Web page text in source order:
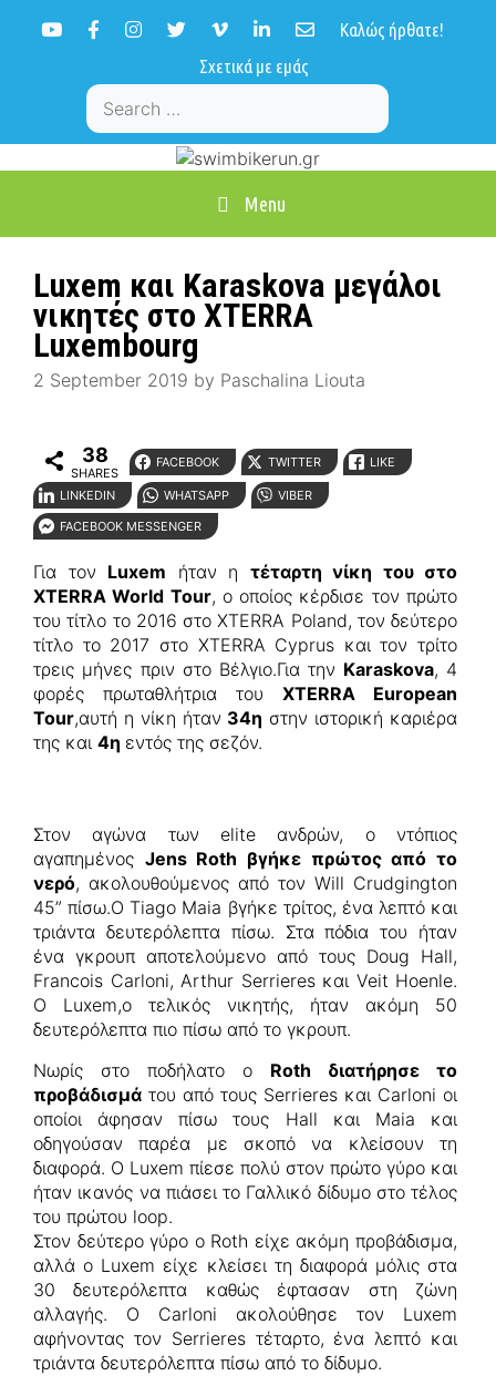
Καλώς ήρθατε!
Σχετικά με εμάς
Search
for:
Menu
Luxem και Karaskova μεγάλοι
νικητές στο XTERRA
Luxembourg
2 September 2019 by Paschalina Liouta
38
SHARES
FACEBOOK TWITTER LIKE
LINKEDIN WHATSAPP
VIBER
FACEBOOK MESSENGER
Για τον Luxem ήταν η τέταρτη νίκη του στο
XTERRA World Tour, ο οποίος κέρδισε τον πρώτο
του τίτλο το 2016 στο XTERRA Poland, τον δεύτερο
τίτλο το 2017 στο XTERRA Cyprus και τον τρίτο
τρεις μήνες πριν στο Βέλγιο.Για την Karaskova, 4
φορές πρωταθλήτρια του XTERRA European
Tour,αυτή η νίκη ήταν 34η στην ιστορική καριέρα
της και 4η εντός της σεζόν.
Στον αγώνα των elite ανδρών, ο ντόπιος
αγαπημένος Jens Roth βγήκε πρώτος από το
νερό, ακολουθούμενος από τον Will Crudgington
45” πίσω.Ο Tiago Maia βγήκε τρίτος, ένα λεπτό και
τριάντα δευτερόλεπτα πίσω. Στα πόδια του ήταν
ένα γκρουπ αποτελούμενο από τους Doug Hall,
Francois Carloni, Arthur Serrieres και Veit Hoenle.
Ο Luxem,ο τελικός νικητής, ήταν ακόμη 50
δευτερόλεπτα πιο πίσω από το γκρουπ.
Νωρίς στο ποδήλατο ο Roth διατήρησε το
προβάδισμά του από τους Serrieres και Carloni οι
οποίοι άφησαν πίσω τους Hall και Maia και
οδηγούσαν παρέα με σκοπό να κλείσουν τη
διαφορά. Ο Luxem πίεσε πολύ στον πρώτο γύρο και
ήταν ικανός να πιάσει το Γαλλικό δίδυμο στο τέλος
του πρώτου loop.
Στον δεύτερο γύρο ο Roth είχε ακόμη προβάδισμα,
αλλά ο Luxem είχε κλείσει τη διαφορά μόλις στα
30 δευτερόλεπτα καθώς έφτασαν στη ζώνη
αλλαγής. Ο Carloni ακολούθησε τον Luxem
αφήνοντας τον Serrieres τέταρτο, ένα λεπτό και
τριάντα δευτερόλεπτα πίσω από το δίδυμο.